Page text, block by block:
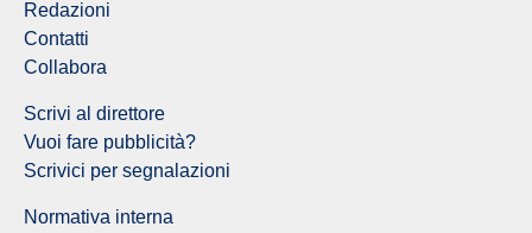
Redazioni
Contatti
Collabora
Scrivi al direttore
Vuoi fare pubblicità?
Scrivici per segnalazioni
Normativa interna